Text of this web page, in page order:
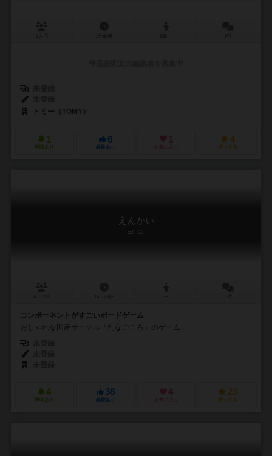
トミー（TOMY）
1
興味あり
6
経験あり
1
お気に入り
4
持ってる
えんかい
Enkai
コンポーネントがすごいボードゲーム
おしゃれな国産サークル「たなごころ」のゲーム
4
興味あり
38
経験あり
4
お気に入り
23
持ってる